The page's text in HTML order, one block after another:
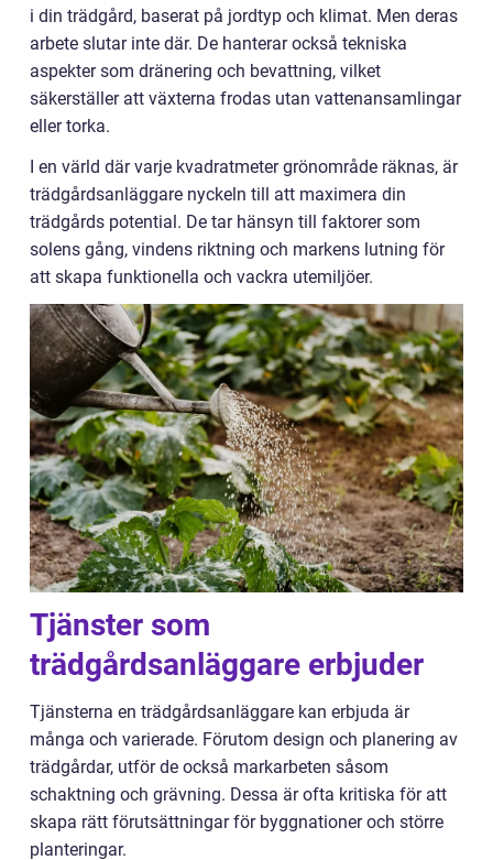
i din trädgård, baserat på jordtyp och klimat. Men deras
arbete slutar inte där. De hanterar också tekniska
aspekter som dränering och bevattning, vilket
säkerställer att växterna frodas utan vattenansamlingar
eller torka.
I en värld där varje kvadratmeter grönområde räknas, är
trädgårdsanläggare nyckeln till att maximera din
trädgårds potential. De tar hänsyn till faktorer som
solens gång, vindens riktning och markens lutning för
att skapa funktionella och vackra utemiljöer.
Tjänster som
trädgårdsanläggare erbjuder
Tjänsterna en trädgårdsanläggare kan erbjuda är
många och varierade. Förutom design och planering av
trädgårdar, utför de också markarbeten såsom
schaktning och grävning. Dessa är ofta kritiska för att
skapa rätt förutsättningar för byggnationer och större
planteringar.